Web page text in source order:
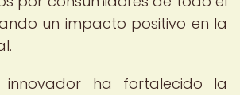
un impacto positivo en la
innovador ha fortalecido la